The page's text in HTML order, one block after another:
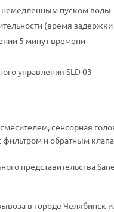
немедленным пуском воды
(время
5 минут времени
управления SLD 03
сенсорная
фильтром и обратным
представительства
в городе Челябинск